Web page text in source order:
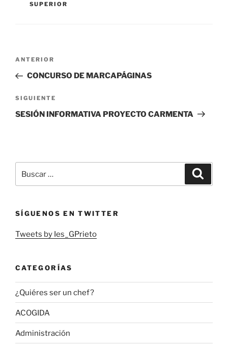
SUPERIOR
Navegación
entradas
Entrada
anterior:
ANTERIOR
CONCURSO DE MARCAPÁGINAS
Siguiente
entrada
SIGUIENTE
SESIÓN INFORMATIVA PROYECTO CARMENTA
por:
SÍGUENOS EN TWITTER
Tweets by Ies_GPrieto
CATEGORÍAS
¿Quiéres ser un chef?
ACOGIDA
Administración